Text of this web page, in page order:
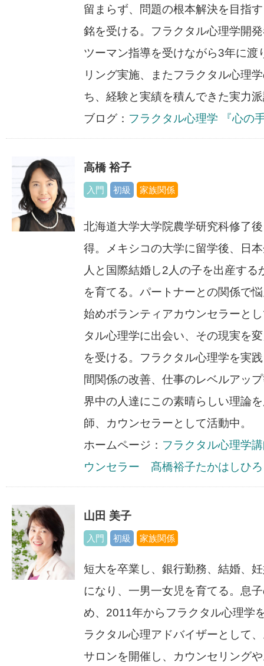
留まらず、問題の根本解決を目指
銘を受ける。フラクタル心理学開
ツーマン指導を受けながら3年に渡
リング実施、またフラクタル心理
ち、経験と実績を積んできた実力
ブログ： フラクタル心理学 『心の
高橋 裕子
入門 初級 家族関係
北海道大学大学院農学研究科修了
得。メキシコの大学に留学後、日
人と国際結婚し2人の子を出産する
を育てる。パートナーとの関係で
始めボランティアカウンセラーと
タル心理学に出会い、その現実を
を受ける。フラクタル心理学を実
間関係の改善、仕事のレベルアッ
界中の人達にこの素晴らしい理論
師、カウンセラーとして活動中。
ホームページ： フラクタル心理学
ウンセラー 髙橋裕子たかはしひ
山田 美子
入門 初級 家族関係
短大を卒業し、銀行勤務、結婚、
になり、一男一女児を育てる。息
め、2011年からフラクタル心理学
ラクタル心理アドバイザーとして
サロンを開催し、カウンセリング